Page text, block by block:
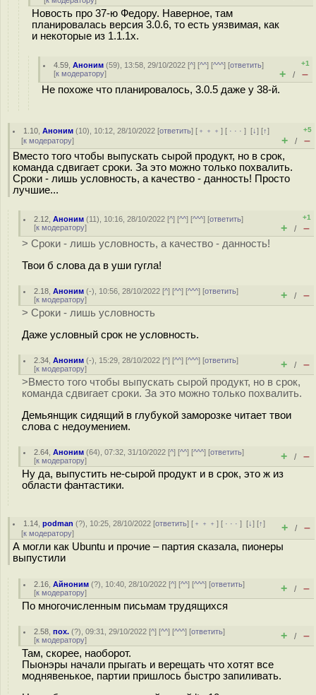
Новость про 37-ю Федору. Наверное, там
планировалась версия 3.0.6, то есть уязвимая, как
и некоторые из 1.1.1x.
4.59 ,Аноним (59), 13:58, 29/10/2022 [^] [^^] [^^^] [ответить]
[к модератору]
+1
+ / –
Не похоже что планировалось, 3.0.5 даже у 38-й.
1.10 ,Аноним (10), 10:12, 28/10/2022 [ответить] [ ﹢﹢﹢] [ · · ·][↓] [↑]
[к модератору]
+5
+ / –
Вместо того чтобы выпускать сырой продукт, но в срок,
команда сдвигает сроки. За это можно только похвалить.
Сроки - лишь условность, а качество - данность! Просто
лучшие...
2.12 ,Аноним (11), 10:16, 28/10/2022 [^] [^^] [^^^] [ответить]
[к модератору]
+1
+ / –
> Сроки - лишь условность, а качество - данность!
Твои б слова да в уши гугла!
2.18 ,Аноним (-), 10:56, 28/10/2022 [^] [^^] [^^^] [ответить]
[к модератору] + / –
> Сроки - лишь условность
Даже условный срок не условность.
2.34 ,Аноним (-), 15:29, 28/10/2022 [^] [^^] [^^^] [ответить]
[к модератору] + / –
>Вместо того чтобы выпускать сырой продукт, но в срок,
команда сдвигает сроки. За это можно только похвалить.
Демьянщик сидящий в глубукой заморозке читает твои
слова с недоумением.
2.64 ,Аноним (64), 07:32, 31/10/2022 [^] [^^] [^^^] [ответить]
[к модератору] + / –
Ну да, выпустить не-сырой продукт и в срок, это ж из
области фантастики.
1.14 ,podman (?), 10:25, 28/10/2022 [ответить] [ ﹢﹢﹢] [ · · ·][↓] [↑]
[к модератору] + / –
А могли как Ubuntu и прочие – партия сказала, пионеры
выпустили
2.16 ,Айноним (?), 10:40, 28/10/2022 [^] [^^] [^^^] [ответить]
[к модератору] + / –
По многочисленным письмам трудящихся
2.58 ,пох. (?), 09:31, 29/10/2022 [^] [^^] [^^^] [ответить]
[к модератору] + / –
Там, скорее, наоборот.
Пыонэры начали прыгать и верещать что хотят все
моднявенькое, партии пришлось быстро запиливать.